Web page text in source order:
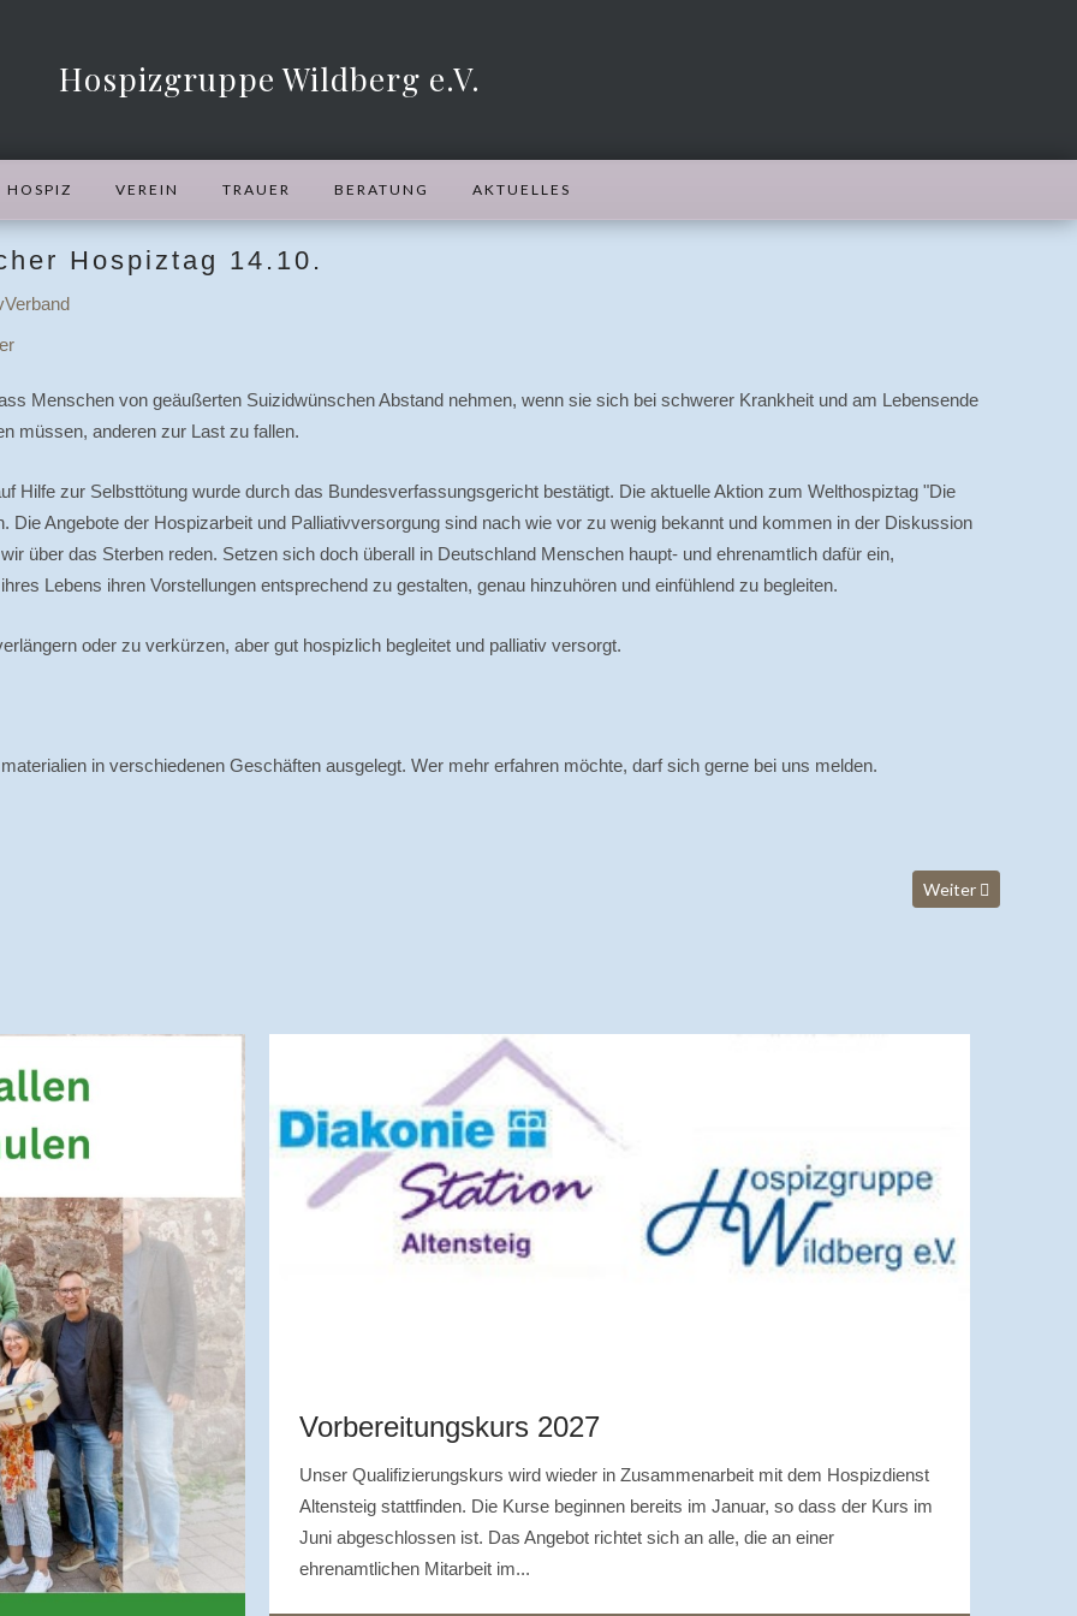
Hospizgruppe Wildberg e.V.
HOSPIZ VEREIN TRAUER BERATUNG AKTUELLES
Hospiztag 14.10.
Menschen von geäußerten Suizidwünschen Abstand nehmen, wenn sie sich bei schwerer Krankheit und am Lebensende
müssen, anderen zur Last zu fallen.
Hilfe zur Selbsttötung wurde durch das Bundesverfassungsgericht bestätigt. Die aktuelle Aktion zum Welthospiztag "Die
Die Angebote der Hospizarbeit und Palliativversorgung sind nach wie vor zu wenig bekannt und kommen in der Diskussion
über das Sterben reden. Setzen sich doch überall in Deutschland Menschen haupt- und ehrenamtlich dafür ein,
Lebens ihren Vorstellungen entsprechend zu gestalten, genau hinzuhören und einfühlend zu begleiten.
oder zu verkürzen, aber gut hospizlich begleitet und palliativ versorgt.
in verschiedenen Geschäften ausgelegt. Wer mehr erfahren möchte, darf sich gerne bei uns melden.
Nächster Beitrag:
Weiter
Vorbereitungskurs 2027
Unser Qualifizierungskurs wird wieder in Zusammenarbeit mit dem Hospizdienst
Altensteig stattfinden. Die Kurse beginnen bereits im Januar, so dass der Kurs im
Juni abgeschlossen ist. Das Angebot richtet sich an alle, die an einer
ehrenamtlichen Mitarbeit im...